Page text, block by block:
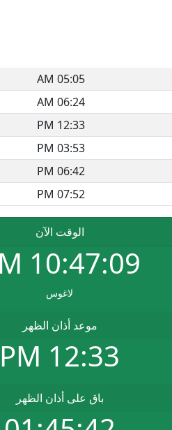
05:05 AM
06:24 AM
12:33 PM
03:53 PM
06:42 PM
07:52 PM
الوقت الآن
10:47:09
لاغوس
موعد أذان الظهر
12:33 PM
باق على أذان الظهر